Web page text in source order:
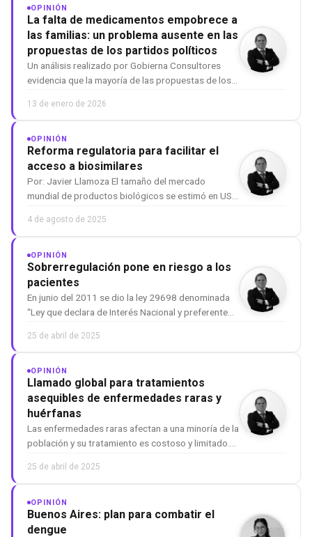
medicamentos en la región. …
OPINIÓN
La falta de medicamentos empobrece a
las familias: un problema ausente en las
propuestas de los partidos políticos
Un análisis realizado por Gobierna Consultores
evidencia que la mayoría de las propuestas de los
estructural que afecta de manera directa a los
ciudadanos y sus familias: el alto gasto de bolsillo
que deben asumir c…
13 de enero de 2026
OPINIÓN
Reforma regulatoria para facilitar el
acceso a biosimilares
Por: Javier Llamoza El tamaño del mercado
mundial de productos biológicos se estimó en USD
los USD 1009 mil millones para 2030. Este
crecimiento está impulsado principalmente por
aquellos productos biológicos par…
4 de agosto de 2025
OPINIÓN
Sobrerregulación pone en riesgo a los
pacientes
En junio del 2011 se dio la ley 29698 denominada
“Ley que declara de Interés Nacional y preferente
enfermedades raras o huérfanas”. Ocho años
después, en 2019, con DS N° 004-2019-SA fue
aprobado su reglamento.
25 de abril de 2025
OPINIÓN
Llamado global para tratamientos
asequibles de enfermedades raras y
huérfanas
Las enfermedades raras afectan a una minoría de la
población y su tratamiento es costoso y limitado.
equidad e inclusión en el acceso a medicamentos.
25 de abril de 2025
OPINIÓN
Buenos Aires: plan para combatir el
dengue